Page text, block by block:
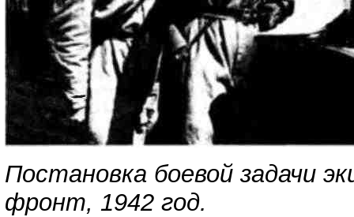
Постановка боевой задачи
фронт, 1942 год.